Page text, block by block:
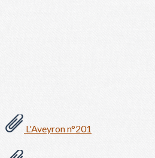
L'Aveyron n°201